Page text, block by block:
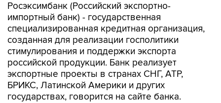
Росэксимбанк (Российский экспортно-
импортный банк) - государственная
специализированная кредитная организация,
созданная для реализации госполитики
стимулирования и поддержки экспорта
российской продукции. Банк реализует
экспортные проекты в странах СНГ, АТР,
БРИКС, Латинской Америки и других
государствах, говорится на сайте банка.